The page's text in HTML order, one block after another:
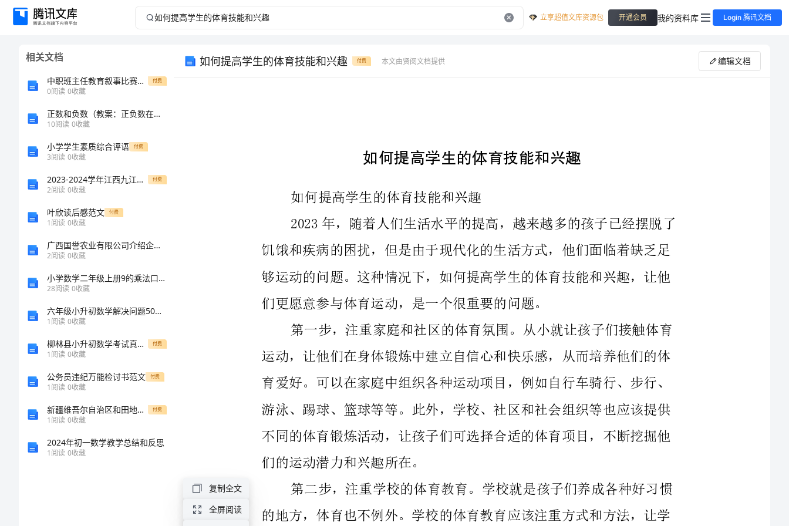
如
立享超值文库资源包 开通会员 我的资料库 Login 腾讯文档
相关文档
中职班主任教育叙事比赛演讲稿 付费
0阅读 0收藏
正数和负数（教案：正负数在数量和代数意义上的应用
10阅读 0收藏
小学学生素质综合评语 付费
3阅读 0收藏
2023-2024学年江西九江市同文中学化学九年级上册期中定向训练 付费
2阅读 0收藏
叶欣读后感范文 付费
1阅读 0收藏
广西国誉农业有限公司介绍企业发展分析报告
2阅读 0收藏
小学数学二年级上册9的乘法口诀教案教学设计
28阅读 0收藏
六年级小升初数学解决问题50道及参考答案（完整版）
1阅读 0收藏
柳林县小升初数学考试真题卷及答案1套 付费
1阅读 0收藏
公务员违纪万能检讨书范文 付费
1阅读 0收藏
新疆维吾尔自治区和田地区2024年高一物理下学期期末达标测试试题含解析 付费
1阅读 0收藏
2024年初一数学教学总结和反思
1阅读 0收藏
如何提高学生的体育技能和兴趣 付费 本文由贤阅文档提供 编辑文档
第三步，科技与体育的结合。随着科技的发展，科技在体育领域
如何提高学生的体育技能和兴趣
够运动的问题。这种情况下，如何提高学生的体育技能和兴趣，让他
们更愿意参与体育运动，是一个很重要的问题。
运动，让他们在身体锻炼中建立自信心和快乐感，从而培养他们的体
育爱好。可以在家庭中组织各种运动项目，例如自行车骑行、步行、
游泳、踢球、篮球等等。此外，学校、社区和社会组织等也应该提供
不同的体育锻炼活动，让孩子们可选择合适的体育项目，不断挖掘他
第二步，注重学校的体育教育。学校就是孩子们养成各种好习惯
的地方，体育也不例外。学校的体育教育应该注重方式和方法，让学
生们在愉悦的氛围中体验运动的快乐，培养他们对体育锻炼的兴趣和
复制全文
全屏阅读